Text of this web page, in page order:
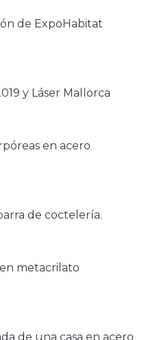
de ExpoHabitat
y Láser Mallorca
en acero
de coctelería.
metacrilato
de una casa en acero